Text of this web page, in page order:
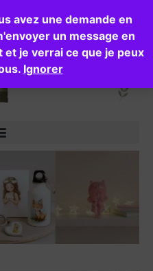
avez une demande en
un message en
et je verrai ce que je peux
Ignorer